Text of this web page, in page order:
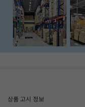
상품 고시 정보